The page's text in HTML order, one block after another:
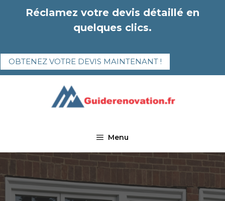
Réclamez votre devis détaillé en
quelques clics.
OBTENEZ VOTRE DEVIS MAINTENANT !
Menu